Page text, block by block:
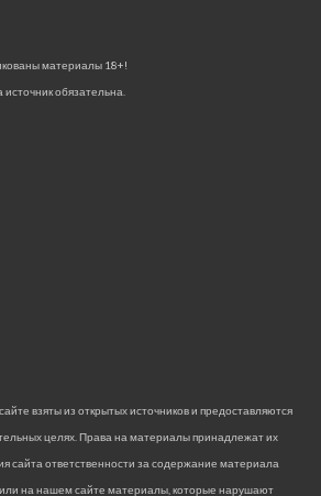
материалы 18+!
обязательна.
взяты из открытых источников и предоставляются
целях. Права на материалы принадлежат их
сайта ответственности за содержание материала
на нашем сайте материалы, которые нарушают